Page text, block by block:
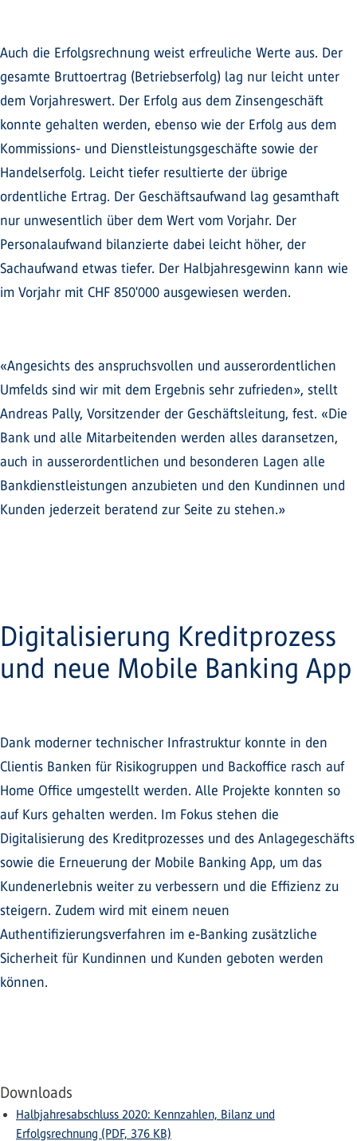
Auch die Erfolgsrechnung weist erfreuliche Werte aus. Der
gesamte Bruttoertrag (Betriebserfolg) lag nur leicht unter
dem Vorjahreswert. Der Erfolg aus dem Zinsengeschäft
konnte gehalten werden, ebenso wie der Erfolg aus dem
Kommissions- und Dienstleistungsgeschäfte sowie der
Handelserfolg. Leicht tiefer resultierte der übrige
ordentliche Ertrag. Der Geschäftsaufwand lag gesamthaft
nur unwesentlich über dem Wert vom Vorjahr. Der
Personalaufwand bilanzierte dabei leicht höher, der
Sachaufwand etwas tiefer. Der Halbjahresgewinn kann wie
im Vorjahr mit CHF 850'000 ausgewiesen werden.
«Angesichts des anspruchsvollen und ausserordentlichen
Umfelds sind wir mit dem Ergebnis sehr zufrieden», stellt
Andreas Pally, Vorsitzender der Geschäftsleitung, fest. «Die
Bank und alle Mitarbeitenden werden alles daransetzen,
auch in ausserordentlichen und besonderen Lagen alle
Bankdienstleistungen anzubieten und den Kundinnen und
Kunden jederzeit beratend zur Seite zu stehen.»
Digitalisierung Kreditprozess
und neue Mobile Banking App
Dank moderner technischer Infrastruktur konnte in den
Clientis Banken für Risikogruppen und Backoffice rasch auf
Home Office umgestellt werden. Alle Projekte konnten so
auf Kurs gehalten werden. Im Fokus stehen die
Digitalisierung des Kreditprozesses und des Anlagegeschäfts
sowie die Erneuerung der Mobile Banking App, um das
Kundenerlebnis weiter zu verbessern und die Effizienz zu
steigern. Zudem wird mit einem neuen
Authentifizierungsverfahren im e-Banking zusätzliche
Sicherheit für Kundinnen und Kunden geboten werden
können.
Downloads
Halbjahresabschluss 2020: Kennzahlen, Bilanz und
Erfolgsrechnung (PDF, 376 KB)